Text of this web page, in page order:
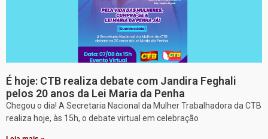
É hoje: CTB realiza debate com Jandira Feghali
pelos 20 anos da Lei Maria da Penha
Chegou o dia! A Secretaria Nacional da Mulher Trabalhadora da CTB
realiza hoje, às 15h, o debate virtual em celebração